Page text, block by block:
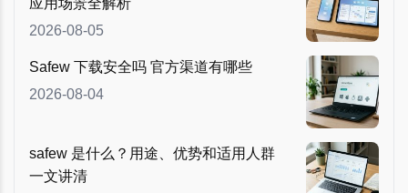
2026-08-05
Safew 下载安全吗 官方渠道有哪些
2026-08-04
safew 是什么？用途、优势和适用人群
一文讲清